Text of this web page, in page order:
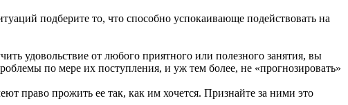
подберите то, что способно успокаивающе подействовать на
удовольствие от любого приятного или полезного занятия, вы
по мере их поступления, и уж тем более, не «прогнозировать»
право прожить ее так, как им хочется. Признайте за ними это